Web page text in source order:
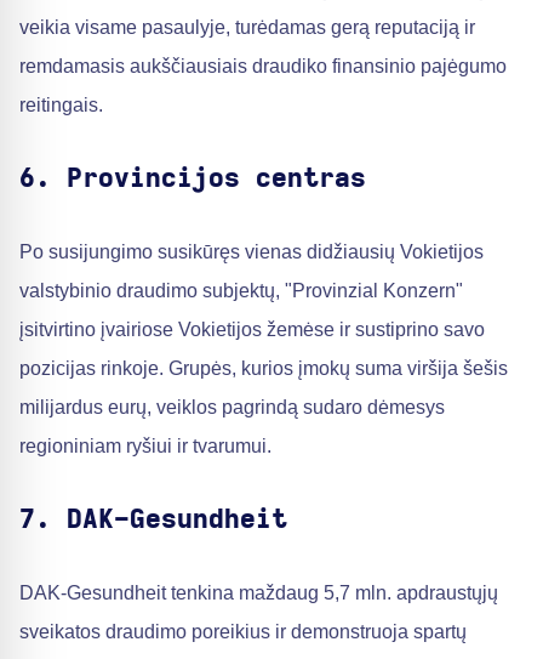
veikia visame pasaulyje, turėdamas gerą reputaciją ir
remdamasis aukščiausiais draudiko finansinio pajėgumo
reitingais.
6. Provincijos centras
Po susijungimo susikūręs vienas didžiausių Vokietijos
valstybinio draudimo subjektų, "Provinzial Konzern"
įsitvirtino įvairiose Vokietijos žemėse ir sustiprino savo
pozicijas rinkoje. Grupės, kurios įmokų suma viršija šešis
milijardus eurų, veiklos pagrindą sudaro dėmesys
regioniniam ryšiui ir tvarumui.
7. DAK-Gesundheit
DAK-Gesundheit tenkina maždaug 5,7 mln. apdraustųjų
sveikatos draudimo poreikius ir demonstruoja spartų